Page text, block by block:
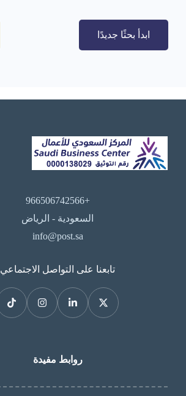
ابدأ بحثًا جديدًا
+966506742566
السعودية - الرياض
info@post.sa
تابعنا على التواصل الاجتماعي
روابط مفيدة